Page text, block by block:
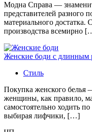
Модна Справа —
представителей разного
материального
производства всемирно
Женские боди с длинным
Стиль
Покупка женского белья
женщины, как правило,
самостоятельно ходить
выбирая лифчики, […]